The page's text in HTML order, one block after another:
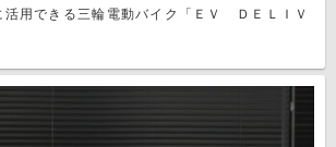
活用できる三輪電動バイク「ＥＶ ＤＥＬＩＶ